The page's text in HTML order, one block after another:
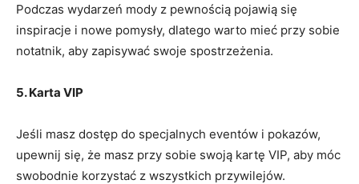
Podczas wydarzeń mody z pewnością pojawią się
inspiracje i nowe pomysły, ‍dlatego warto‍ mieć przy⁤ sobie
‌notatnik, aby zapisywać swoje spostrzeżenia.
5. Karta VIP
Jeśli masz dostęp do specjalnych eventów i pokazów,
upewnij się, ⁤że masz przy sobie swoją kartę VIP, aby móc
swobodnie⁢ korzystać z⁢ wszystkich przywilejów.